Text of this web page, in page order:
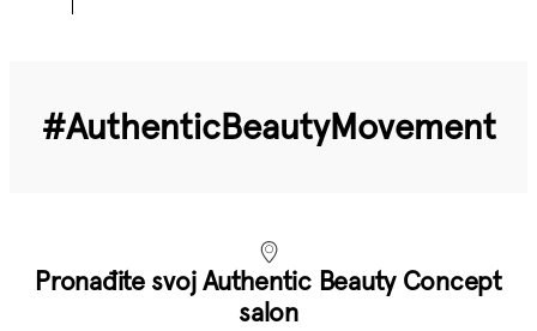
#Authentic­Beauty­Movement
Pronađite svoj Authentic Beauty Concept
salon